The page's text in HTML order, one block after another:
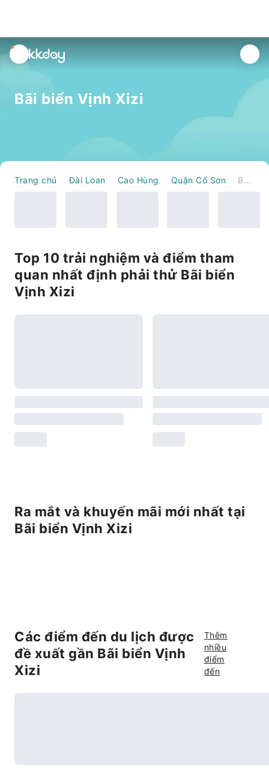
unread
notifications
Bãi biển Vịnh Xizi
Trang chủ Đài Loan Cao Hùng Quận Cổ Sơn Bãi biển Vịnh Xizi
Top 10 trải nghiệm và điểm tham
quan nhất định phải thử Bãi biển
Vịnh Xizi
Ra mắt và khuyến mãi mới nhất tại
Bãi biển Vịnh Xizi
Các điểm đến du lịch được
đề xuất gần Bãi biển Vịnh
Xizi
Thêm
nhiều
điểm
đến